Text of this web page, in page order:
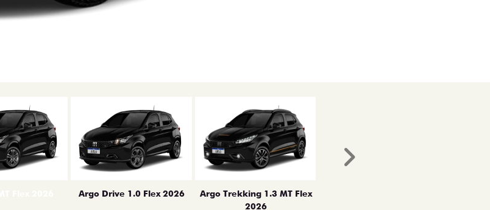
Argo Drive 1.0 Flex 2026
Argo Trekking 1.3 MT Flex
2026
Próximo